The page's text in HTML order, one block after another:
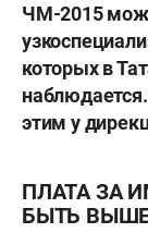
ЧМ-2015
которых в
этим у
ПЛАТА ЗА
БЫТЬ